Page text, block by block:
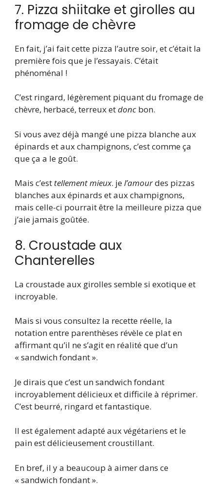
7. Pizza shiitake et girolles au
fromage de chèvre
En fait, j’ai fait cette pizza l’autre soir, et c’était la
première fois que je l’essayais. C’était
phénoménal !
C’est ringard, légèrement piquant du fromage de
chèvre, herbacé, terreux etdonc bon.
Si vous avez déjà mangé une pizza blanche aux
épinards et aux champignons, c’est comme ça
que ça a le goût.
Mais c’est tellement mieux. jel’amourdes pizzas
blanches aux épinards et aux champignons,
mais celle-ci pourrait être la meilleure pizza que
j’aie jamais goûtée.
8. Croustade aux
Chanterelles
La croustade aux girolles semble si exotique et
incroyable.
Mais si vous consultez la recette réelle, la
notation entre parenthèses révèle ce plat en
affirmant qu’il ne s’agit en réalité que d’un
« sandwich fondant ».
Je dirais que c’est un sandwich fondant
incroyablement délicieux et difficile à réprimer.
C’est beurré, ringard et fantastique.
Il est également adapté aux végétariens et le
pain est délicieusement croustillant.
En bref, il y a beaucoup à aimer dans ce
« sandwich fondant ».